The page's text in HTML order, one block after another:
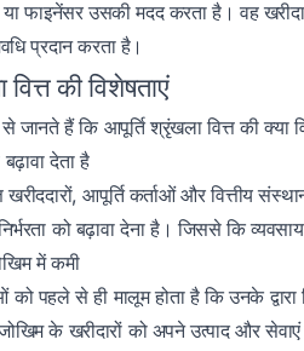
या फाइनेंसर उसकी मदद करता है। वह
प्रदान करता है।
की विशेषताएं
जानते हैं कि आपूर्ति श्रृंखला वित्त की क्या
देता है
खरीददारों, आपूर्ति कर्ताओं और वित्तीय
को बढ़ावा देना है। जिससे कि
में कमी
को पहले से ही मालूम होता है कि उनके
जोखिम के खरीदारों को अपने उत्पाद और